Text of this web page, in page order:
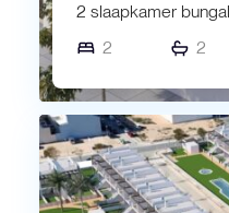
2 slaapkamer
2
2